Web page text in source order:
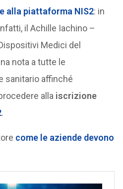
alla piattaforma NIS2: in
il Achille Iachino –
Medici del
nota a tutte le
sanitario affinché
alla iscrizione
.
come le aziende devono